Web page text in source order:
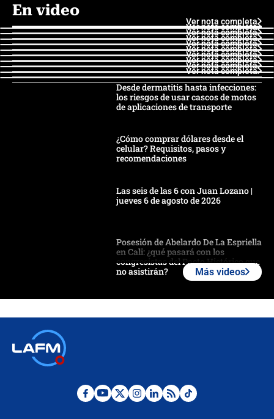
En video
Ver nota completa
Ver nota completa
Ver nota completa
Ver nota completa
Ver nota completa
Ver nota completa
Ver nota completa
Ver nota completa
Ver nota completa
Ver nota completa
Desde dermatitis hasta infecciones:
los riesgos de usar cascos de motos
de aplicaciones de transporte
¿Cómo comprar dólares desde el
celular? Requisitos, pasos y
recomendaciones
Las seis de las 6 con Juan Lozano |
jueves 6 de agosto de 2026
Posesión de Abelardo De La Espriella
en Cali: ¿qué pasará con los
congresistas del Pacto Histórico que
no asistirán?
¿Por qué De la Espriella gobernará
Más videos